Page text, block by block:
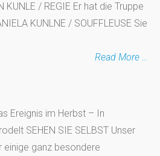
KUNLE / REGIE Er hat die Truppe
KUNLNE / SOUFFLEUSE Sie
Read More …
Ereignis im Herbst – In
SEHEN SIE SELBST Unser
ganz besondere